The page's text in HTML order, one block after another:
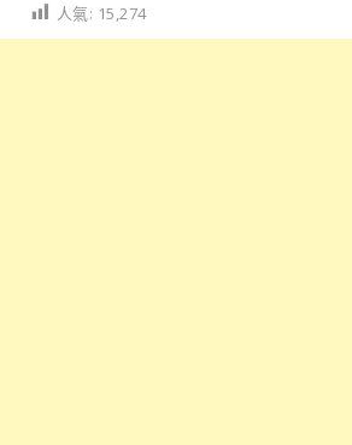
人氣: 15,274